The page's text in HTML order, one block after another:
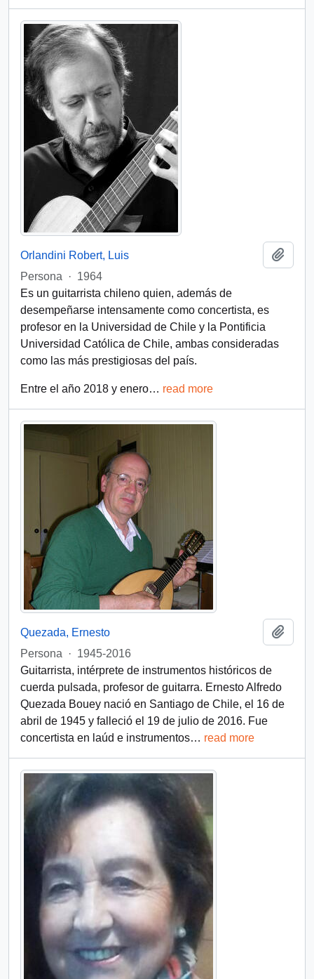
Orlandini Robert, Luis
Persona
· 1964
Es un guitarrista chileno quien, además de
desempeñarse intensamente como concertista, es
profesor en la Universidad de Chile y la Pontificia
Universidad Católica de Chile, ambas consideradas
como las más prestigiosas del país.
Entre el año 2018 y enero… read more
Quezada, Ernesto
Persona
· 1945-2016
Guitarrista, intérprete de instrumentos históricos de
cuerda pulsada, profesor de guitarra. Ernesto Alfredo
Quezada Bouey nació en Santiago de Chile, el 16 de
abril de 1945 y falleció el 19 de julio de 2016. Fue
concertista en laúd e instrumentos… read more